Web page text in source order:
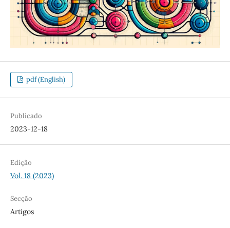
pdf (English)
Publicado
2023-12-18
Edição
Vol. 18 (2023)
Secção
Artigos